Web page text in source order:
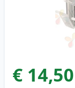
€ 14,50